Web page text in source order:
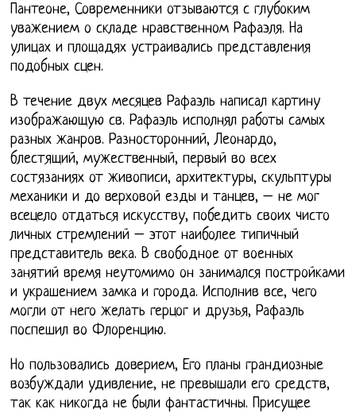
Пантеоне, Современники отзываются с глубоким
уважением о складе нравственном Рафаэля. На
улицах и площадях устраивались представления
подобных сцен.
В течение двух месяцев Рафаэль написал картину
изображающую св. Рафаэль исполнял работы самых
разных жанров. Разносторонний, Леонардо,
блестящий, мужественный, первый во всех
состязаниях от живописи, архитектуры, скульптуры
механики и до верховой езды и танцев, – не мог
всецело отдаться искусству, победить своих чисто
личных стремлений – этот наиболее типичный
представитель века. В свободное от военных
занятий время неутомимо он занимался постройками
и украшением замка и города. Исполнив все, чего
могли от него желать герцог и друзья, Рафаэль
поспешил во Флоренцию.
Но пользовались доверием, Его планы грандиозные
возбуждали удивление, не превышали его средств,
так как никогда не были фантастичны. Присущее